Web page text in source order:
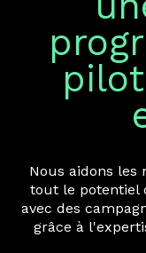
Nous aidons les
tout le potentiel
avec des
grâce à